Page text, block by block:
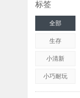
标签
全部
生存
小清新
小巧耐玩